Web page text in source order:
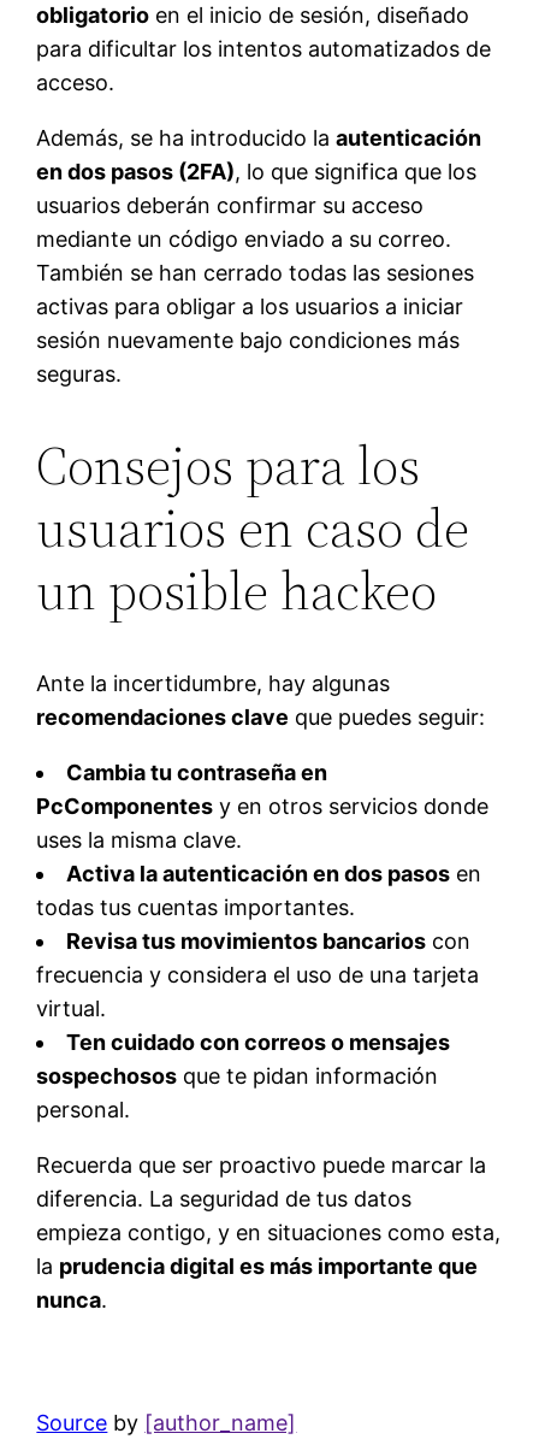
obligatorio en el inicio de sesión, diseñado
para dificultar los intentos automatizados de
acceso.
Además, se ha introducido laautenticación
en dos pasos (2FA), lo que significa que los
usuarios deberán confirmar su acceso
mediante un código enviado a su correo.
También se han cerrado todas las sesiones
activas para obligar a los usuarios a iniciar
sesión nuevamente bajo condiciones más
seguras.
Consejos para los
usuarios en caso de
un posible hackeo
Ante la incertidumbre, hay algunas
recomendaciones clave que puedes seguir:
Cambia tu contraseña en
PcComponentes y en otros servicios donde
uses la misma clave.
Activa la autenticación en dos pasos en
todas tus cuentas importantes.
Revisa tus movimientos bancarios con
frecuencia y considera el uso de una tarjeta
virtual.
Ten cuidado con correos o mensajes
sospechosos que te pidan información
personal.
Recuerda que ser proactivo puede marcar la
diferencia. La seguridad de tus datos
empieza contigo, y en situaciones como esta,
la prudencia digital es más importante que
nunca.
Source by [author_name]